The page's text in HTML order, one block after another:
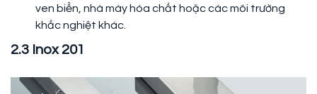
ven biển, nhà máy hóa chất hoặc các môi trường
khắc nghiệt khác.
2.3 Inox 201